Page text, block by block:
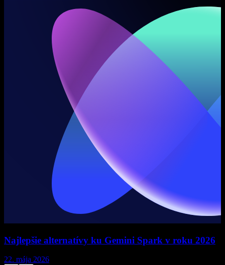
Najlepšie alternatívy ku Gemini Spark v roku 2026
22. mája 2026